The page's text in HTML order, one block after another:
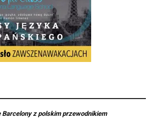
Barcelony z polskim przewodnikiem